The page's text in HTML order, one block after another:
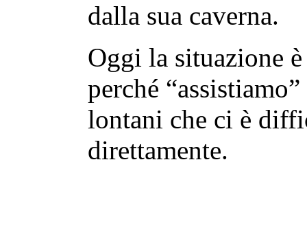
dalla sua caverna.
Oggi la situazione
perché
lontani che ci è
direttamente.